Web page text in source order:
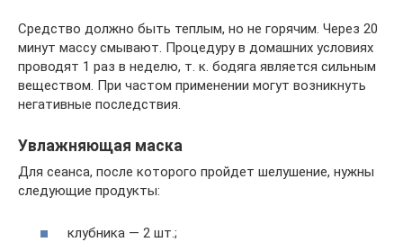
Средство должно быть теплым, но не горячим. Через 20
минут массу смывают. Процедуру в домашних условиях
проводят 1 раз в неделю, т. к. бодяга является сильным
веществом. При частом применении могут возникнуть
негативные последствия.
Увлажняющая маска
Для сеанса, после которого пройдет шелушение, нужны
следующие продукты:
клубника — 2 шт.;